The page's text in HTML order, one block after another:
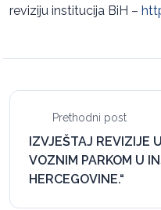
reviziju institucija BiH –
Prethodni post
IZVJEŠTAJ REVIZIJE
VOZNIM PARKOM U
HERCEGOVINE.“